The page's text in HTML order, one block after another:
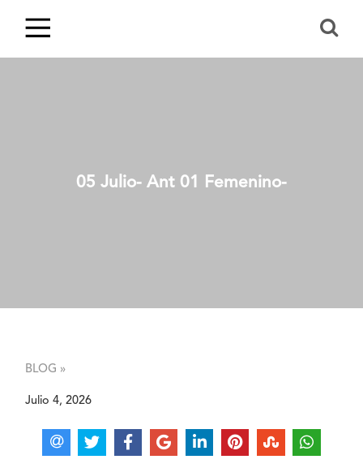
05 Julio- Ant 01 Femenino-
BLOG »
Julio 4, 2026